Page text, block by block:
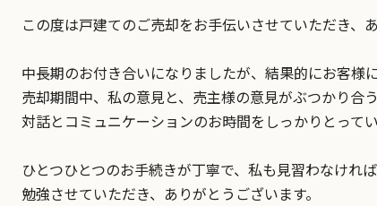
この度は戸建てのご売却をお手伝いさせていただき、
中長期のお付き合いになりましたが、結果的にお客様
売却期間中、私の意見と、売主様の意見がぶつかり合
対話とコミュニケーションのお時間をしっかりとって
ひとつひとつのお手続きが丁寧で、私も見習わなけれ
勉強させていただき、ありがとうございます。